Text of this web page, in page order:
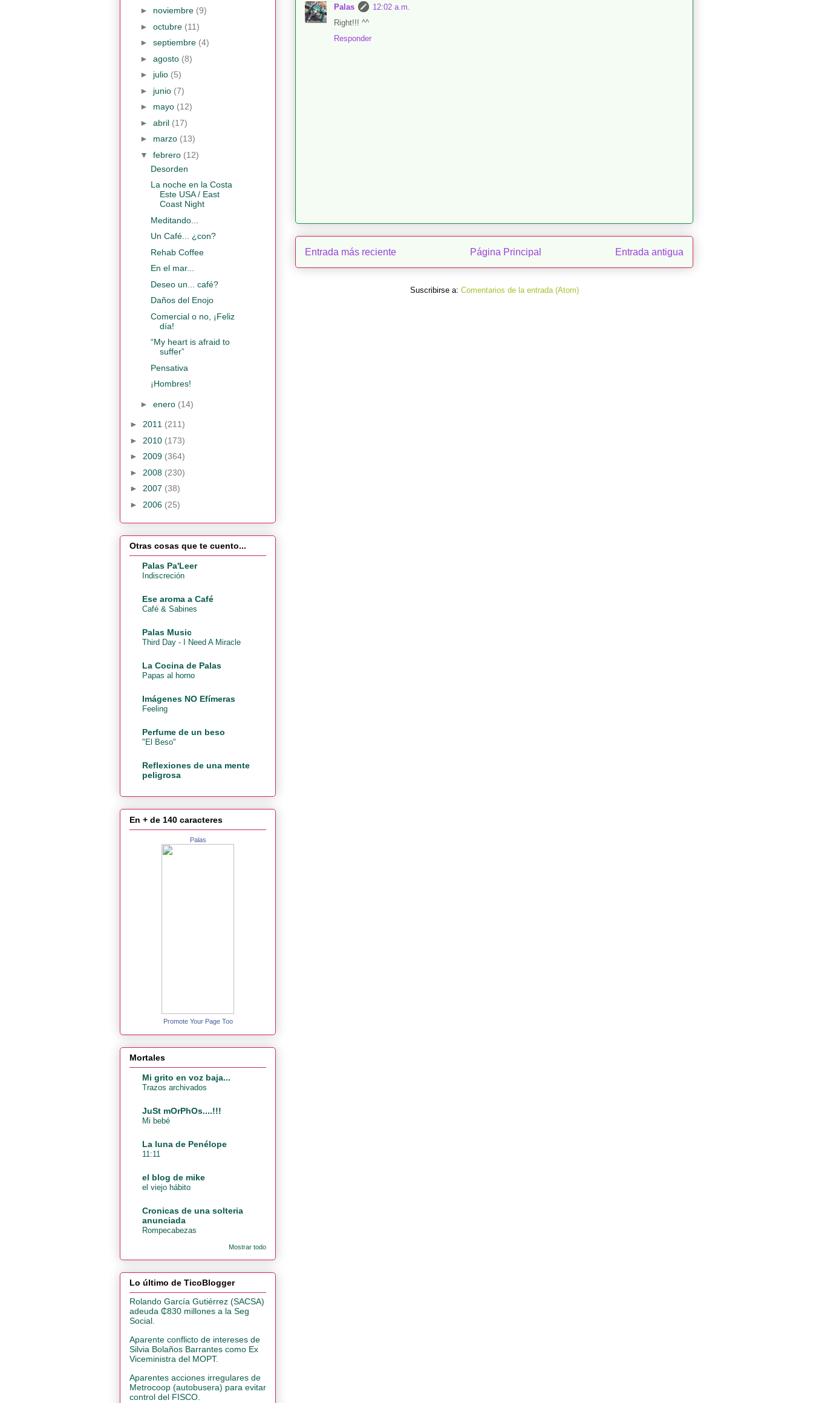
Palas
12:02 a.m.
Right!!! ^^
Responder
Entrada más reciente Entrada antigua
Página Principal
Suscribirse a: Comentarios de la entrada (Atom)
► noviembre (9)
► octubre (11)
► septiembre (4)
► agosto (8)
► julio (5)
► junio (7)
► mayo (12)
► abril (17)
► marzo (13)
▼ febrero (12)
Desorden
La noche en la Costa
Este USA / East
Coast Night
Meditando...
Un Café... ¿con?
Rehab Coffee
En el mar...
Deseo un... café?
Daños del Enojo
Comercial o no, ¡Feliz
día!
“My heart is afraid to
suffer”
Pensativa
¡Hombres!
► enero (14)
► 2011 (211)
► 2010 (173)
► 2009 (364)
► 2008 (230)
► 2007 (38)
► 2006 (25)
Otras cosas que te cuento...
Palas Pa'Leer
Indiscreción
Ese aroma a Café
Café & Sabines
Palas Music
Third Day - I Need A Miracle
La Cocina de Palas
Papas al horno
Imágenes NO Efímeras
Feeling
Perfume de un beso
"El Beso"
Reflexiones de una mente
peligrosa
En + de 140 caracteres
Palas
Promote Your Page Too
Mortales
Mi grito en voz baja...
Trazos archivados
JuSt mOrPhOs....!!!
Mi bebé
La luna de Penélope
11:11
el blog de mike
el viejo hábito
Cronicas de una solteria
anunciada
Rompecabezas
Mostrar todo
Lo último de TicoBlogger
Rolando García Gutiérrez (SACSA)
adeuda ₵830 millones a la Seg
Social.
Aparente conflicto de intereses de
Silvia Bolaños Barrantes como Ex
Viceministra del MOPT.
Aparentes acciones irregulares de
Metrocoop (autobusera) para evitar
control del FISCO.